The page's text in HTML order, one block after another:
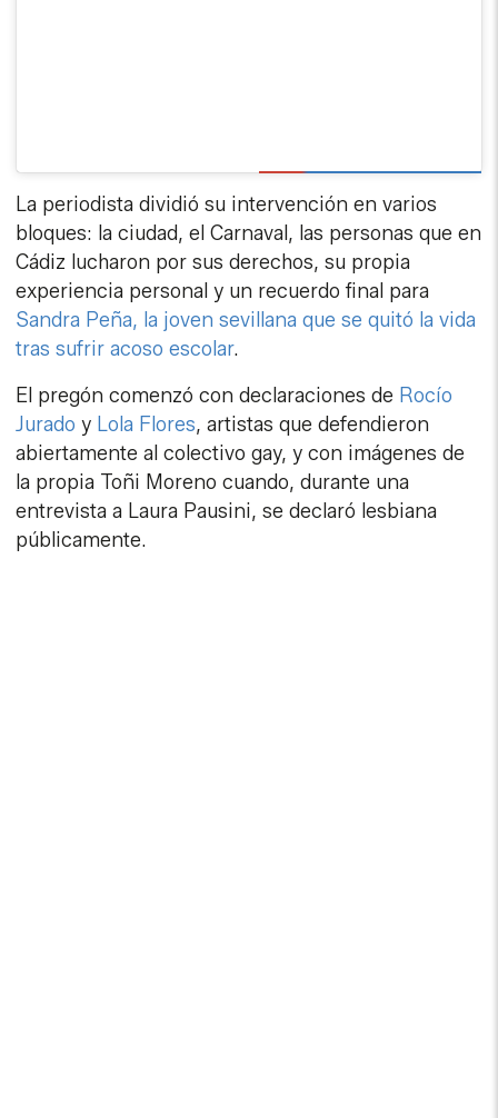
La periodista dividió su intervención en varios
bloques: la ciudad, el Carnaval, las personas que en
Cádiz lucharon por sus derechos, su propia
experiencia personal y un recuerdo final para
Sandra Peña, la joven sevillana que se quitó la vida
tras sufrir acoso escolar.
El pregón comenzó con declaraciones de Rocío
Jurado y Lola Flores, artistas que defendieron
abiertamente al colectivo gay, y con imágenes de
la propia Toñi Moreno cuando, durante una
entrevista a Laura Pausini, se declaró lesbiana
públicamente.